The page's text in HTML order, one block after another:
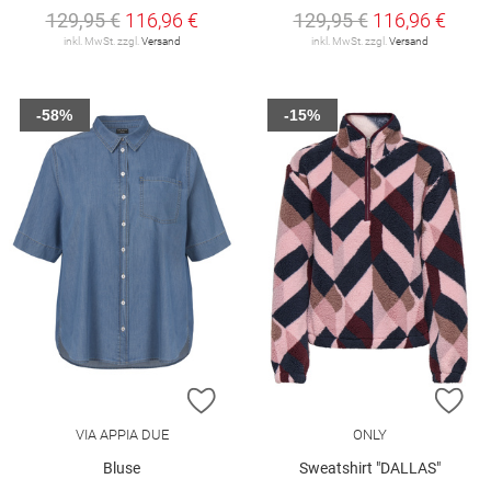
129,95 € 116,96 €
inkl. MwSt. zzgl. Versand
129,95 € 116,96 €
inkl. MwSt. zzgl. Versand
ZUR WUNSCHLISTE HINZUFÜGEN
VIA APPIA DUE
Bluse
-58%
ONLY
Sweatshirt "DALLAS"
-15%